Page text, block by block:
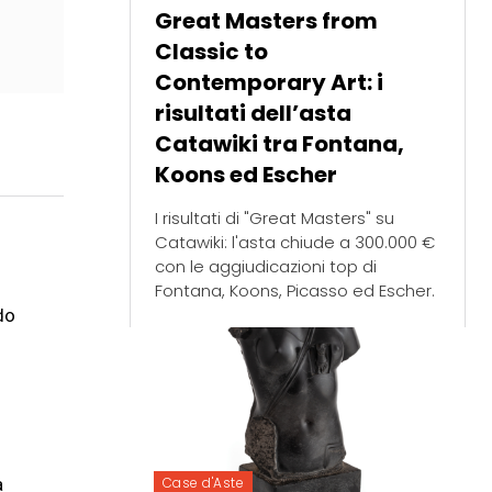
Great Masters from
Classic to
Contemporary Art: i
risultati dell’asta
Catawiki tra Fontana,
Koons ed Escher
I risultati di "Great Masters" su
Catawiki: l'asta chiude a 300.000 €
con le aggiudicazioni top di
Fontana, Koons, Picasso ed Escher.
Case d'Aste